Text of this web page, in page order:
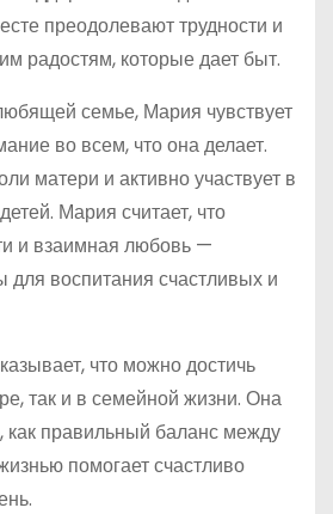
преодолевают трудности и
радостям, которые дает быт.
семье, Мария чувствует
во всем, что она делает.
матери и активно участвует в
Мария считает, что
и взаимная любовь —
воспитания счастливых и
что можно достичь
так и в семейной жизни. Она
как правильный баланс между
помогает счастливо